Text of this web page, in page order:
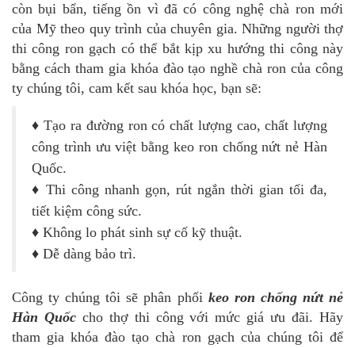
còn bụi bẩn, tiếng ồn vì đã có công nghệ chà ron mới
của Mỹ theo quy trình của chuyên gia. Những người thợ
thi công ron gạch có thể bắt kịp xu hướng thi công này
bằng cách tham gia khóa đào tạo nghề chà ron của công
ty chúng tôi, cam kết sau khóa học, bạn sẽ:
♦ Tạo ra đường ron có chất lượng cao, chất lượng
công trình ưu việt bằng keo ron chống nứt nẻ Hàn
Quốc.
♦ Thi công nhanh gọn, rút ngắn thời gian tối đa,
tiết kiệm công sức.
♦ Không lo phát sinh sự cố kỹ thuật.
♦ Dễ dàng bảo trì.
Công ty chúng tôi sẽ phân phối keo ron chống nứt nẻ
Hàn Quốccho thợ thi công với mức giá ưu đãi. Hãy
tham gia khóa đào tạo chà ron gạch của chúng tôi để